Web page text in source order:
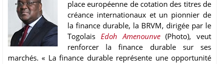
place européenne de cotation des titres de
créance internationaux et un pionnier de
la finance durable, la BRVM, dirigée par le
Togolais Edoh Amenounve(Photo), veut
renforcer la finance durable sur ses
marchés. « La finance durable représente une opportunité